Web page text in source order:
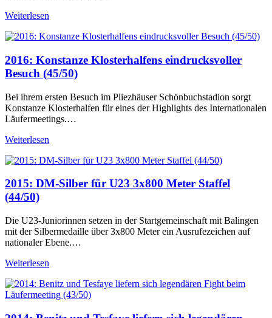
Weiterlesen
2016: Konstanze Klosterhalfens eindrucksvoller
Besuch (45/50)
Bei ihrem ersten Besuch im Pliezhäuser Schönbuchstadion sorgt
Konstanze Klosterhalfen für eines der Highlights des Internationalen
Läufermeetings.…
Weiterlesen
2015: DM-Silber für U23 3x800 Meter Staffel
(44/50)
Die U23-Juniorinnen setzen in der Startgemeinschaft mit Balingen
mit der Silbermedaille über 3x800 Meter ein Ausrufezeichen auf
nationaler Ebene.…
Weiterlesen